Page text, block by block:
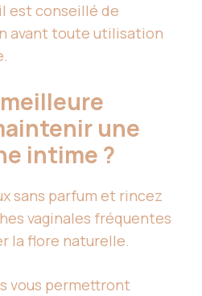
est conseillé de
avant toute utilisation
une
intime ?
sans parfum et rincez
vaginales fréquentes
la flore naturelle.
vous permettront